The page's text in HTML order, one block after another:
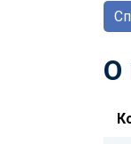
О